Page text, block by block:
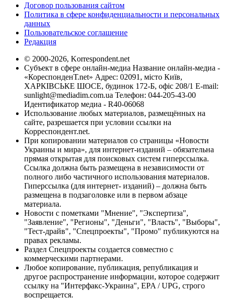
Договор пользования сайтом
Политика в сфере конфиденциальности и персональных
данных
Пользовательское соглашение
Редакция
© 2000-2026, Korrespondent.net
Субъект в сфере онлайн-медиа Название онлайн-медиа -
«КореспонденТ.net» Адрес: 02091, місто Київ,
ХАРКІВСЬКЕ ШОСЕ, будинок 172-Б, офіс 208/1 E-mail:
sunlight@mediadim.com.ua Телефон: 044-205-43-00
Идентификатор медиа - R40-06068
Использование любых материалов, размещённых на
сайте, разрешается при условии ссылки на
Корреспондент.net.
При копировании материалов со страницы «Новости
Украины и мира», для интернет-изданий – обязательна
прямая открытая для поисковых систем гиперссылка.
Ссылка должна быть размещена в независимости от
полного либо частичного использования материалов.
Гиперссылка (для интернет- изданий) – должна быть
размещена в подзаголовке или в первом абзаце
материала.
Новости с пометками "Мнение", "Экспертиза",
"Заявление", "Регионы", "Деньги", "Власть", "Выборы",
"Тест-драйв", "Спецпроекты", "Промо" публикуются на
правах рекламы.
Раздел Спецпроекты создается совместно с
коммерческими партнерами.
Любое копирование, публикация, републикация и
другое распространение информации, которое содержит
ссылку на "Интерфакс-Украина", EPA / UPG, строго
воспрещается.